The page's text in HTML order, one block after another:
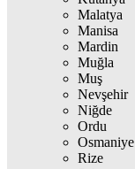
Malatya
Manisa
Mardin
Muğla
Muş
Nevşehir
Niğde
Ordu
Osmaniye
Rize